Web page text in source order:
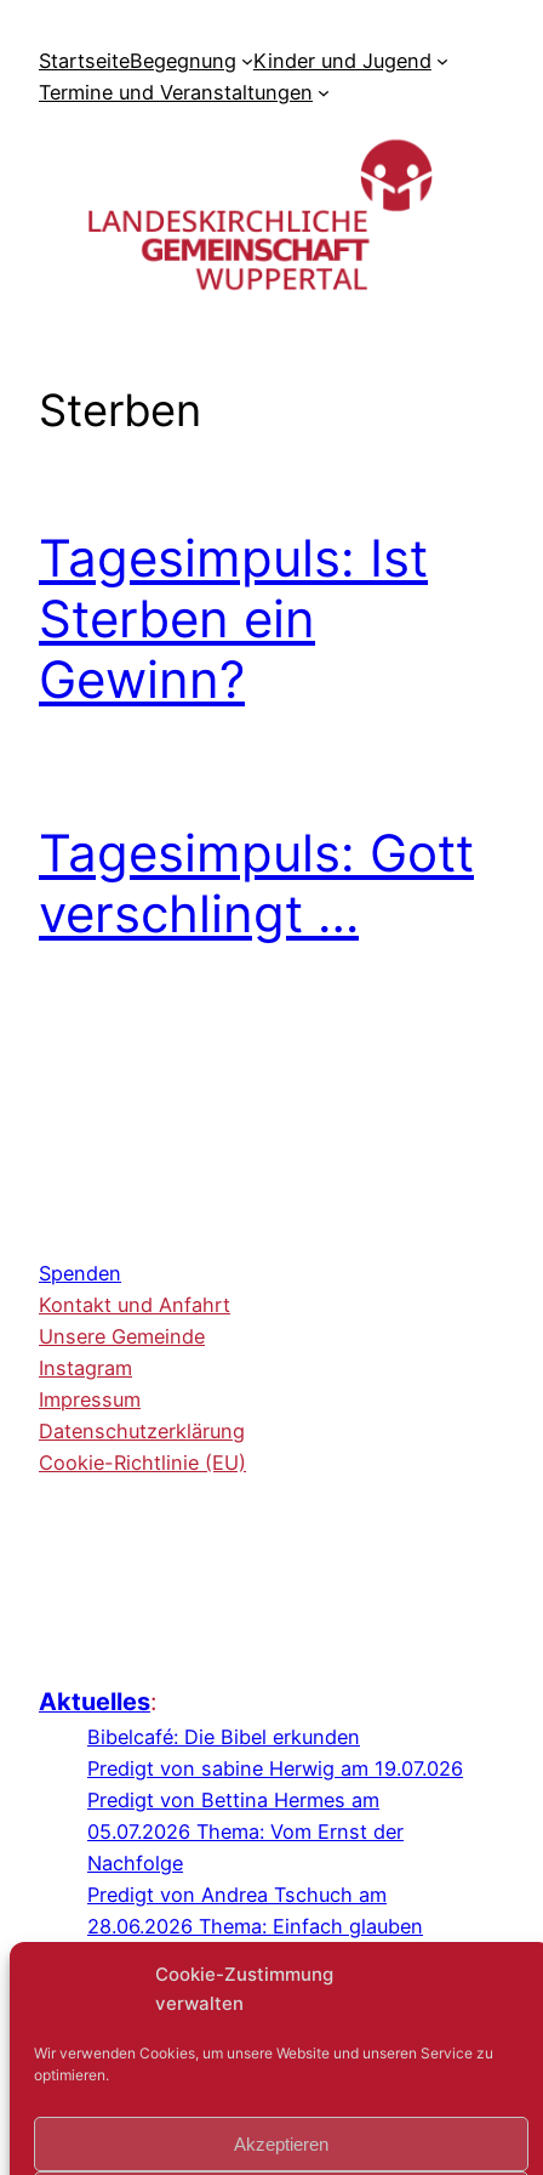
Cookie-Zustimmung
verwalten
Wir verwenden Cookies, um unsere Website und unseren Service zu
optimieren.
Akzeptieren
Inhalt
springen
StartseiteBegegnung
Kinder und Jugend
Termine und Veranstaltungen
Sterben
Tagesimpuls: Ist
Sterben ein
Gewinn?
Tagesimpuls: Gott
verschlingt …
Spenden
Kontakt und Anfahrt
Unsere Gemeinde
Instagram
Impressum
Datenschutzerklärung
Cookie-Richtlinie (EU)
Aktuelles:
Bibelcafé: Die Bibel erkunden
Predigt von sabine Herwig am 19.07.026
Predigt von Bettina Hermes am
05.07.2026 Thema: Vom Ernst der
Nachfolge
Predigt von Andrea Tschuch am
28.06.2026 Thema: Einfach glauben
Predigt von Sabine Herwig am
Gottesdienst im Schlosshof Lüntenbeck
Kreuz-und-quer-Gespräch: Niemand
sagt gerne: Ich bin einsam
Gartenfest mit der IEG